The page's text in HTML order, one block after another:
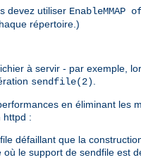
devez utiliser EnableMMAP
répertoire.)
à servir - par exemple,
sendfile(2)
en éliminant les
httpd :
défaillant que la
le support de sendfile est